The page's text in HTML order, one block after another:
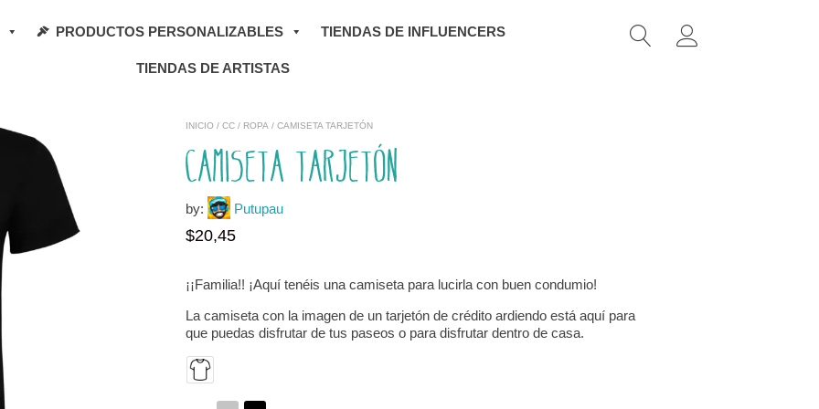
PRODUCTOS PERSONALIZABLES TIENDAS DE INFLUENCERS
TIENDAS DE ARTISTAS
INICIO / CC / ROPA / CAMISETA TARJETÓN
Camiseta Tarjetón
by: Putupau
$20,45
¡¡Familia!! ¡Aquí tenéis una camiseta para lucirla con buen condumio!
La camiseta con la imagen de un tarjetón de crédito ardiendo está aquí para
que puedas disfrutar de tus paseos o para disfrutar dentro de casa.